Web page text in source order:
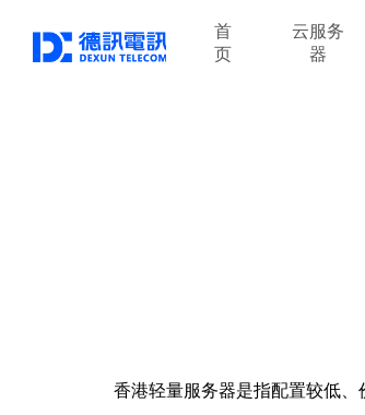
首
页
云服务
器
香港轻量服务器是指配置较低